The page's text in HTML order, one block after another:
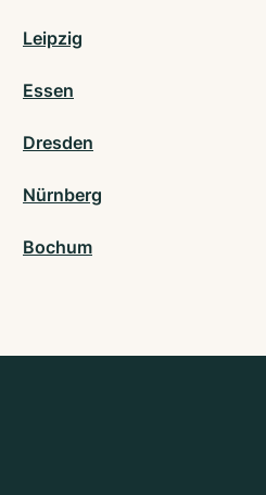
Leipzig
Essen
Dresden
Nürnberg
Bochum